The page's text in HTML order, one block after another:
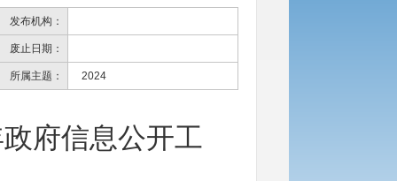
发布机构：
废止日期：
所属主题： 2024
府信息公开工